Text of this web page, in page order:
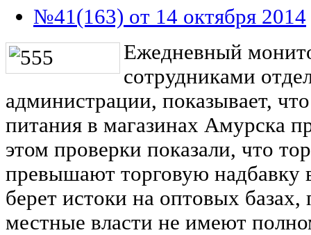
№41(163) от 14 октября 2014
Ежедневный
сотрудниками
администрации, показывает,
питания в магазинах Амурска
этом проверки показали, что
превышают торговую надбавку
берет истоки на оптовых базах,
местные власти не имеют